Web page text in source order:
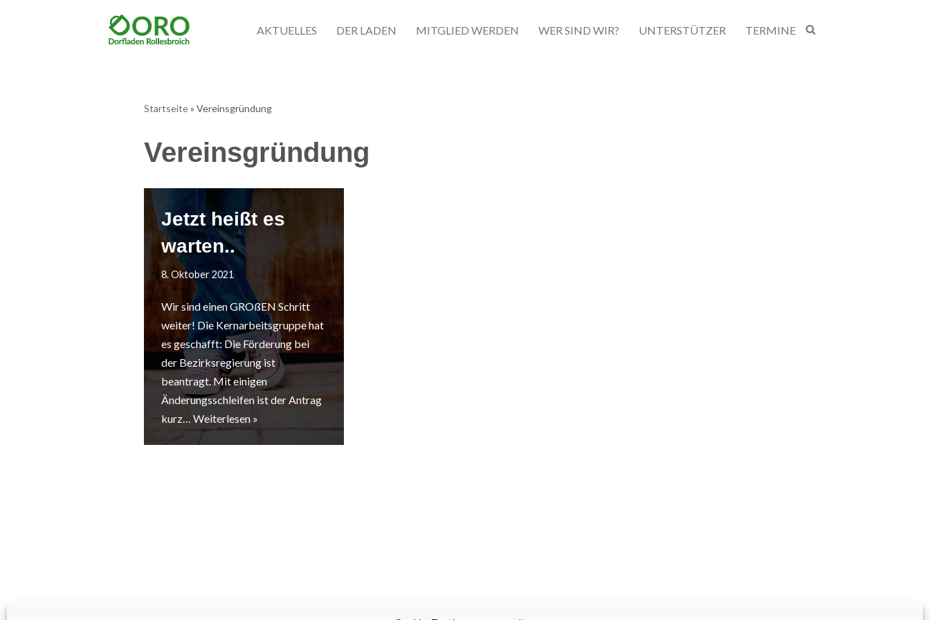
AKTUELLES DER LADEN MITGLIED WERDEN WER SIND WIR? UNTERSTÜTZER TERMINE
Startseite»Vereinsgründung
Vereinsgründung
Jetzt heißt es
warten..
8. Oktober 2021
Wir sind einen GROßEN Schritt
weiter! Die Kernarbeitsgruppe hat
es geschafft: Die Förderung bei
der Bezirksregierung ist
beantragt. Mit einigen
Änderungsschleifen ist der Antrag
kurz…Weiterlesen »